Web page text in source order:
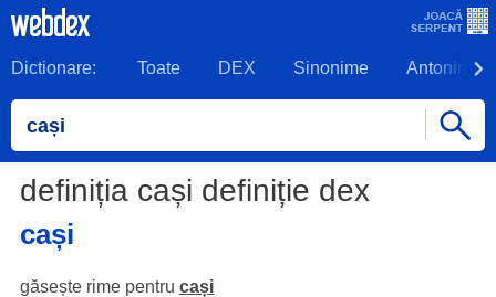
Dictionare: Toate DEX Sinonime Antonime
definiția cași definiție dex
cași
găsește rime pentru cași